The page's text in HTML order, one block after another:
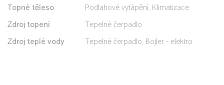
Topné těleso
Podlahové vytápění, Klimatizace
Zdroj topení
Tepelné čerpadlo
Zdroj teplé vody
Tepelné čerpadlo, Bojler - elektro